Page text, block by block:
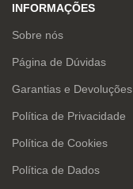
INFORMAÇÕES
Sobre nós
Página de Dúvidas
Garantias e Devoluções
Política de Privacidade
Política de Cookies
Política de Dados